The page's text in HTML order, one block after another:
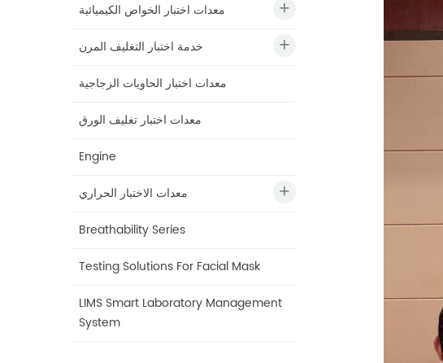
معدات اختبار الخواص الكيميائية
خدمة اختبار التغليف المرن
معدات اختبار الحاويات الزجاجية
معدات اختبار تغليف الورق
Engine
معدات الاختبار الحراري
Breathability Series
Testing Solutions For Facial Mask
LIMS Smart Laboratory Management
System